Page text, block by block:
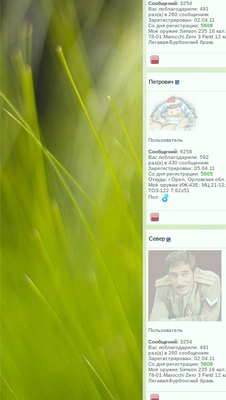
Сообщений: 3254
Вас поблагодарили: 491
раз(а) в 260 сообщениях
Зарегистрирован: 02.04.11
Со дня регистрации: 5608
Моё оружие:Simson 235 16
78-01.Marocchi Zero 3 Field 12
Легавая-Бурбонский бракк.
Петрович
Пользователь
Сообщений: 6258
Вас поблагодарили: 592
раз(а) в 430 сообщениях
Зарегистрирован: 05.04.11
Со дня регистрации: 5605
Откуда: г.Орел, Орловская
Моё оружие:ИЖ-43Е; МЦ 21-12;
ТОЗ-122 7,62х51
Пол:
Север
Пользователь
Сообщений: 3254
Вас поблагодарили: 491
раз(а) в 260 сообщениях
Зарегистрирован: 02.04.11
Со дня регистрации: 5608
Моё оружие:Simson 235 16
78-01.Marocchi Zero 3 Field 12
Легавая-Бурбонский бракк.